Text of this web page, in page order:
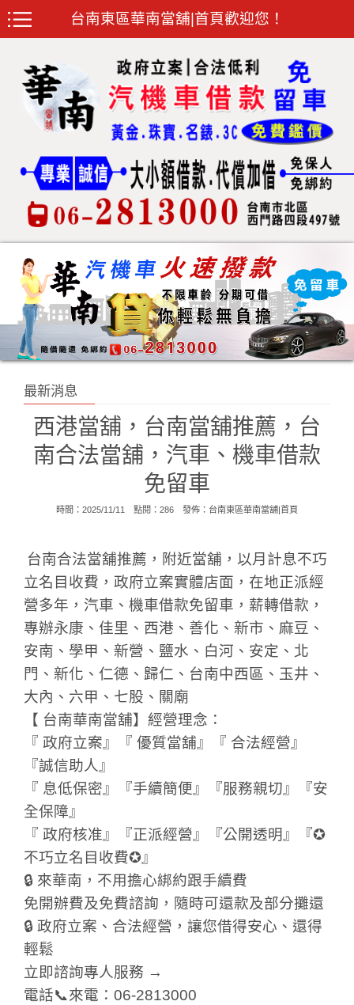
台南東區華南當舖|首頁歡迎您！
最新消息
西港當舖，台南當舖推薦，台
南合法當舖，汽車、機車借款
免留車
時間：2025/11/11 點閱：286 發佈： 台南東區華南當舖|首頁
台南合法當舖推薦，附近當舖，以月計息不巧
立名目收費，政府立案實體店面，在地正派經
營多年，汽車、機車借款免留車，薪轉借款，
專辦永康、佳里、西港、善化、新市、麻豆、
安南、學甲、新營、鹽水、白河、安定、北
門、新化、仁德、歸仁、台南中西區、玉井、
大內、六甲、七股、關廟
【 台南華南當舖】經營理念：
『 政府立案』『 優質當舖』『 合法經營』
『誠信助人』
『 息低保密』『手續簡便』『服務親切』『安
全保障』
『 政府核准』『正派經營』『公開透明』『✪
不巧立名目收費✪』
🔒 來華南，不用擔心綁約跟手續費
免開辦費及免費諮詢，隨時可還款及部分攤還
🔒 政府立案、合法經營，讓您借得安心、還得
輕鬆
立即諮詢專人服務 →
電話📞來電：06-2813000